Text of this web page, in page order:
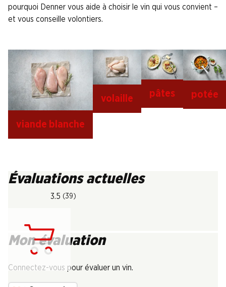
pourquoi Denner vous aide à choisir le vin qui vous convient –
et vous conseille volontiers.
viande blanche
volaille pâtes potée
Évaluations actuelles
3.5 (39)
Mon évaluation
Connectez-vous pour évaluer un vin.